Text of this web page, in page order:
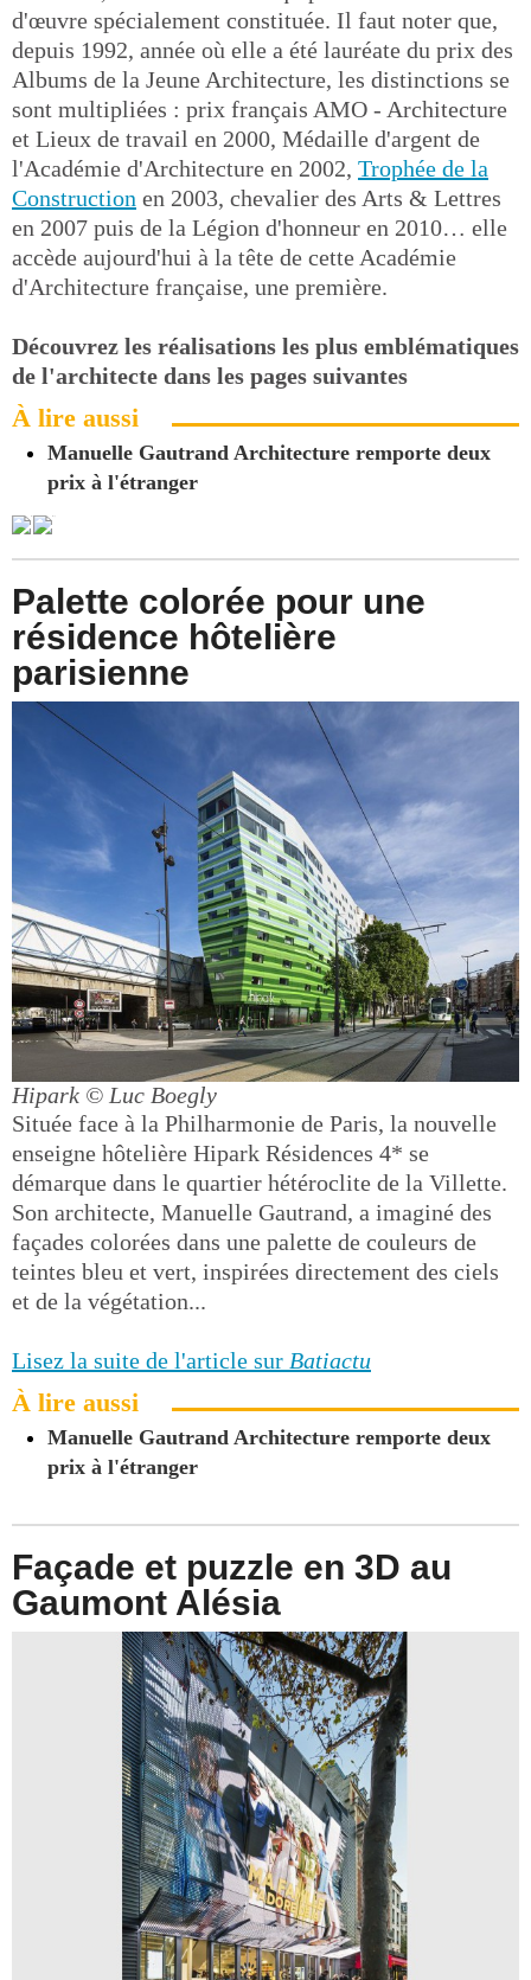
d'œuvre spécialement constituée. Il faut noter que,
depuis 1992, année où elle a été lauréate du prix des
Albums de la Jeune Architecture, les distinctions se
sont multipliées : prix français AMO - Architecture
et Lieux de travail en 2000, Médaille d'argent de
l'Académie d'Architecture en 2002, Trophée de la
Construction en 2003, chevalier des Arts & Lettres
en 2007 puis de la Légion d'honneur en 2010… elle
accède aujourd'hui à la tête de cette Académie
d'Architecture française, une première.
Découvrez les réalisations les plus emblématiques
de l'architecte dans les pages suivantes
À lire aussi
Manuelle Gautrand Architecture remporte deux
prix à l'étranger
Palette colorée pour une
résidence hôtelière
parisienne
Hipark © Luc Boegly
Située face à la Philharmonie de Paris, la nouvelle
enseigne hôtelière Hipark Résidences 4* se
démarque dans le quartier hétéroclite de la Villette.
Son architecte, Manuelle Gautrand, a imaginé des
façades colorées dans une palette de couleurs de
teintes bleu et vert, inspirées directement des ciels
et de la végétation...
Lisez la suite de l'article sur Batiactu
À lire aussi
Manuelle Gautrand Architecture remporte deux
prix à l'étranger
Façade et puzzle en 3D au
Gaumont Alésia